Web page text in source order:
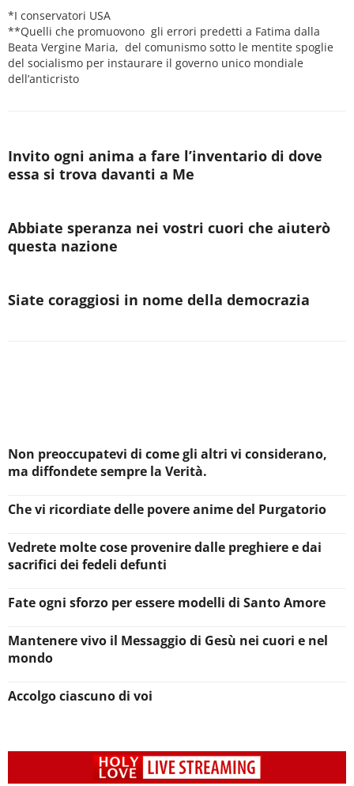
*I conservatori USA
**Quelli che promuovono gli errori predetti a Fatima dalla
Beata Vergine Maria, del comunismo sotto le mentite spoglie
del socialismo per instaurare il governo unico mondiale
dell’anticristo
Invito ogni anima a fare l’inventario di dove
essa si trova davanti a Me
Abbiate speranza nei vostri cuori che aiuterò
questa nazione
Siate coraggiosi in nome della democrazia
Non preoccupatevi di come gli altri vi considerano,
ma diffondete sempre la Verità.
Che vi ricordiate delle povere anime del Purgatorio
Vedrete molte cose provenire dalle preghiere e dai
sacrifici dei fedeli defunti
Fate ogni sforzo per essere modelli di Santo Amore
Mantenere vivo il Messaggio di Gesù nei cuori e nel
mondo
Accolgo ciascuno di voi